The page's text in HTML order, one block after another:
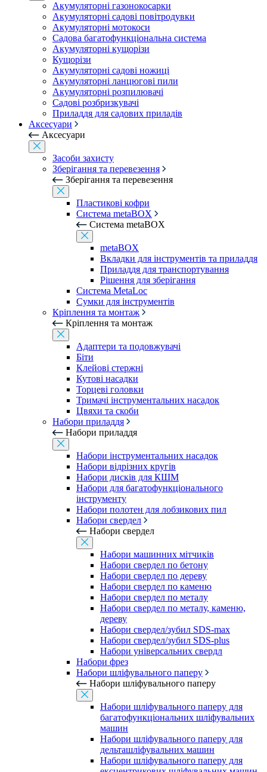
Акумуляторні газонокосарки
Акумуляторні садові повітродувки
Акумуляторні мотокоси
Садова багатофункціональна система
Акумуляторні кущорізи
Кущорізи
Акумуляторні садові ножиці
Акумуляторні ланцюгові пили
Акумуляторні розпилювачі
Садові розбризкувачі
Приладдя для садових приладів
Аксесуари
Аксесуари
Засоби захисту
Зберігання та перевезення
Зберігання та перевезення
Пластикові кофри
Система metaBOX
Система metaBOX
metaBOX
Вкладки для інструментів та приладдя
Приладдя для транспортування
Рішення для зберігання
Система MetaLoc
Сумки для інструментів
Кріплення та монтаж
Кріплення та монтаж
Адаптери та подовжувачі
Біти
Клейові стержні
Кутові насадки
Торцеві головки
Тримачі інструментальних насадок
Цвяхи та скоби
Набори приладдя
Набори приладдя
Набори інструментальних насадок
Набори відрізних кругів
Набори дисків для КШМ
Набори для багатофункціонального
інструменту
Набори полотен для лобзикових пил
Набори свердел
Набори свердел
Набори машинних мітчиків
Набори свердел по бетону
Набори свердел по дереву
Набори свердел по каменю
Набори свердел по металу
Набори свердел по металу, каменю,
дереву
Набори свердел/зубил SDS-max
Набори свердел/зубил SDS-plus
Набори універсальних свердл
Набори фрез
Набори шліфувального паперу
Набори шліфувального паперу
Набори шліфувального паперу для
багатофункціональних шліфувальних
машин
Набори шліфувального паперу для
дельташліфувальних машин
Набори шліфувального паперу для